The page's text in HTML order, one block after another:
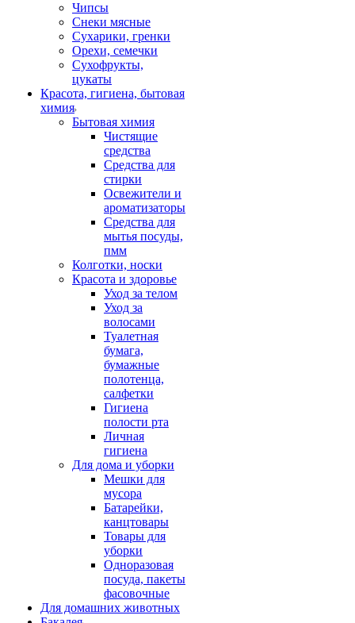
Чипсы
Снеки мясные
Сухарики, гренки
Орехи, семечки
Сухофрукты,
цукаты
Красота, гигиена, бытовая
химия
Бытовая химия
Чистящие
средства
Средства для
стирки
Освежители и
ароматизаторы
Средства для
мытья посуды,
пмм
Колготки, носки
Красота и здоровье
Уход за телом
Уход за
волосами
Туалетная
бумага,
бумажные
полотенца,
салфетки
Гигиена
полости рта
Личная
гигиена
Для дома и уборки
Мешки для
мусора
Батарейки,
канцтовары
Товары для
уборки
Одноразовая
посуда, пакеты
фасовочные
Для домашних животных